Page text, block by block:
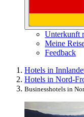
Unterkunft
Meine
Feedback
Hotels in
Hotels in Nord-
Businesshotels in